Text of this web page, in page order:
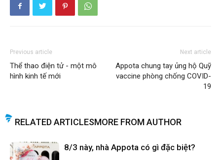
Previous article
Thể thao điện tử - một mô
hình kinh tế mới
Next article
Appota chung tay ủng hộ Quỹ
vaccine phòng chống COVID-
19
RELATED ARTICLESMORE FROM AUTHOR
8/3 này, nhà Appota có gì đặc biệt?